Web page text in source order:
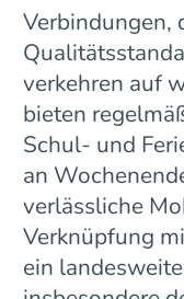
Verbindungen,
verkehren auf
bieten
Schul- und
an
verlässliche
Verknüpfung
ein